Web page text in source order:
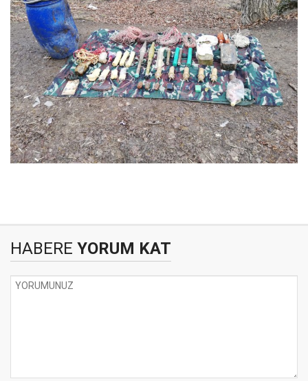
HABERE YORUM KAT